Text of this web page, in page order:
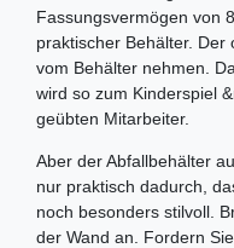
Fassungsvermögen von
praktischer Behälter. Der
vom Behälter nehmen.
wird so zum Kinderspiel
geübten Mitarbeiter.
Aber der Abfallbehälter
nur praktisch dadurch,
noch besonders stilvoll.
der Wand an. Fordern